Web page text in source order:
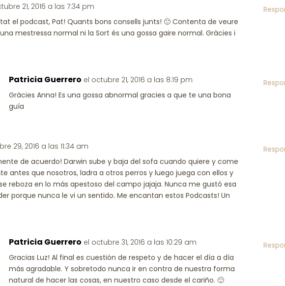
21, 2016 a las 7:34 pm
el podcast, Pat! Quants bons consells junts! 🙂 Contenta de veure
mestressa normal ni la Sort és una gossa gaire normal. Gràcies i
Patricia Guerrero el octubre 21, 2016 a las 8:19 pm
Gràcies Anna! Es una gossa abnormal gracies a que te una bona
guía
29, 2016 a las 11:34 am
de acuerdo! Darwin sube y baja del sofa cuando quiere y come
antes que nosotros, ladra a otros perros y luego juega con ellos y
reboza en lo más apestoso del campo jajaja. Nunca me gustó esa
porque nunca le vi un sentido. Me encantan estos Podcasts! Un
Patricia Guerrero el octubre 31, 2016 a las 10:29 am
Gracias Luz! Al final es cuestión de respeto y de hacer el día a día
más agradable. Y sobretodo nunca ir en contra de nuestra forma
natural de hacer las cosas, en nuestro caso desde el cariño. 🙂